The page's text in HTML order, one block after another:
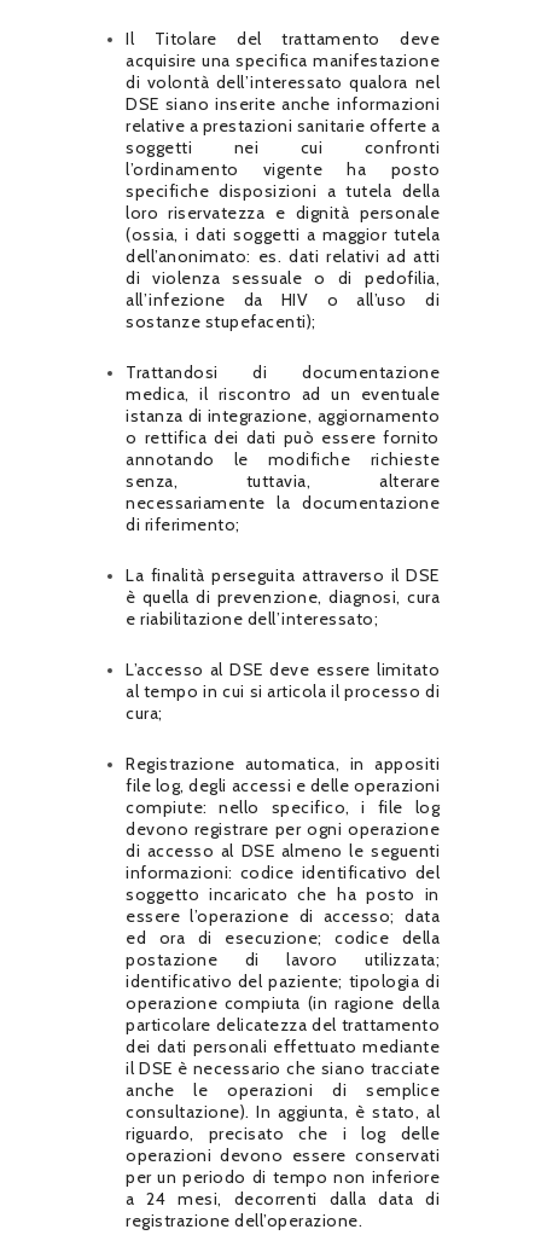
Il Titolare del trattamento deve
acquisire una specifica manifestazione
di volontà dell’interessato qualora nel
DSE siano inserite anche informazioni
relative a prestazioni sanitarie offerte a
soggetti nei cui confronti
l’ordinamento vigente ha posto
specifiche disposizioni a tutela della
loro riservatezza e dignità personale
(ossia, i dati soggetti a maggior tutela
dell’anonimato: es. dati relativi ad atti
di violenza sessuale o di pedofilia,
all’infezione da HIV o all’uso di
sostanze stupefacenti);
Trattandosi di documentazione
medica, il riscontro ad un eventuale
istanza di integrazione, aggiornamento
o rettifica dei dati può essere fornito
annotando le modifiche richieste
senza, tuttavia, alterare
necessariamente la documentazione
di riferimento;
La finalità perseguita attraverso il DSE
è quella di prevenzione, diagnosi, cura
e riabilitazione dell’interessato;
L’accesso al DSE deve essere limitato
al tempo in cui si articola il processo di
cura;
Registrazione automatica, in appositi
file log, degli accessi e delle operazioni
compiute: nello specifico, i file log
devono registrare per ogni operazione
di accesso al DSE almeno le seguenti
informazioni: codice identificativo del
soggetto incaricato che ha posto in
essere l’operazione di accesso; data
ed ora di esecuzione; codice della
postazione di lavoro utilizzata;
identificativo del paziente; tipologia di
operazione compiuta (in ragione della
particolare delicatezza del trattamento
dei dati personali effettuato mediante
il DSE è necessario che siano tracciate
anche le operazioni di semplice
consultazione). In aggiunta, è stato, al
riguardo, precisato che i log delle
operazioni devono essere conservati
per un periodo di tempo non inferiore
a 24 mesi, decorrenti dalla data di
registrazione dell’operazione.